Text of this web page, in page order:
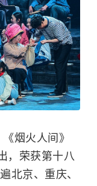
烟火人间》
，荣获第十八
北京、重庆、